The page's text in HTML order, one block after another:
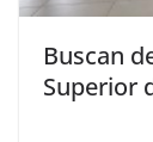
Buscan
Superior